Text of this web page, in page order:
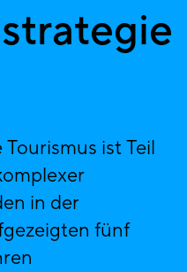
ist Teil
in der
fünf